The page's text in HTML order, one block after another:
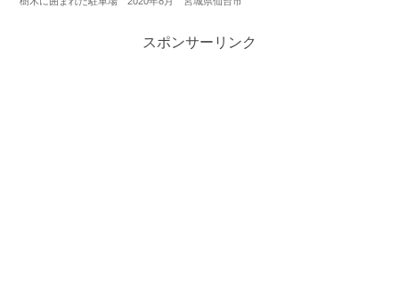
スポンサーリンク